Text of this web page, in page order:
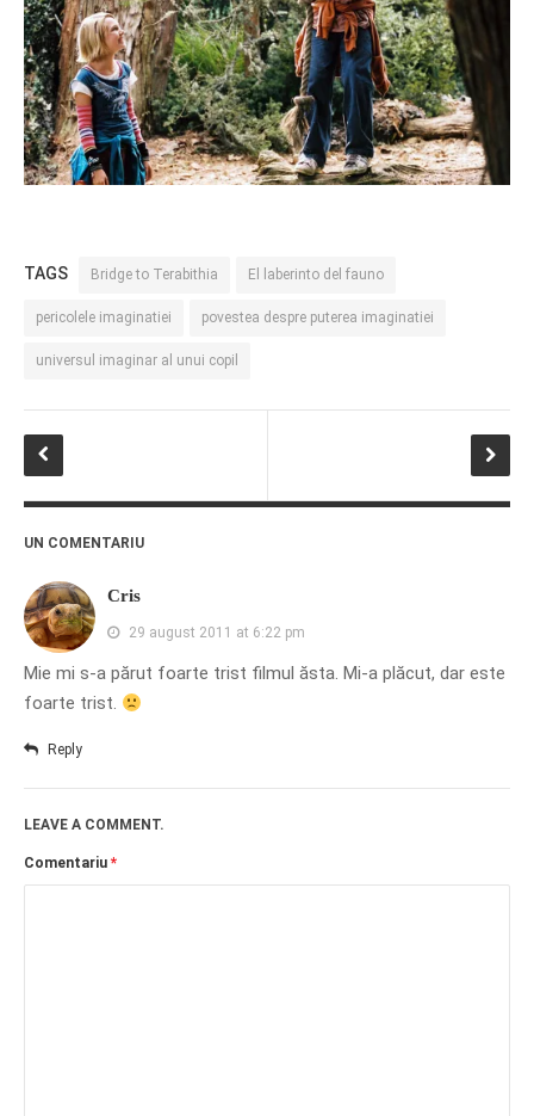
TAGS Bridge to Terabithia El laberinto del fauno
pericolele imaginatiei povestea despre puterea imaginatiei
universul imaginar al unui copil
UN COMENTARIU
Cris
29 august 2011 at 6:22 pm
Mie mi s-a părut foarte trist filmul ăsta. Mi-a plăcut, dar este
foarte trist.
Reply
LEAVE A COMMENT.
Comentariu *